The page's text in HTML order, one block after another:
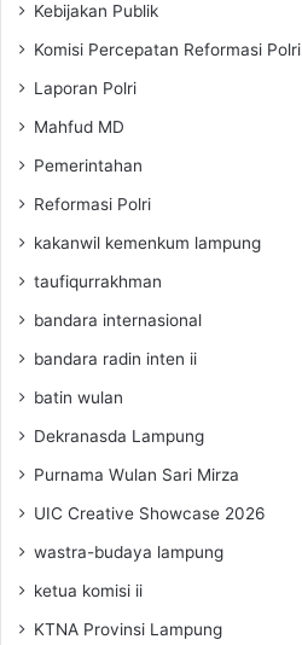
Kebijakan Publik
Komisi Percepatan Reformasi Polri
Laporan Polri
Mahfud MD
Pemerintahan
Reformasi Polri
kakanwil kemenkum lampung
taufiqurrakhman
bandara internasional
bandara radin inten ii
batin wulan
Dekranasda Lampung
Purnama Wulan Sari Mirza
UIC Creative Showcase 2026
wastra-budaya lampung
ketua komisi ii
KTNA Provinsi Lampung